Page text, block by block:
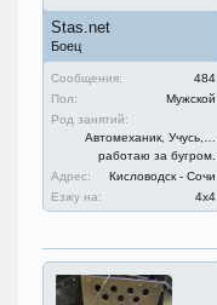
Stas.net
Боец
Сообщения:
484
Пол:
Мужской
Род занятий:
Автомеханик, Учусь,…
работаю за бугром.
Адрес:
Кисловодск - Сочи
Езжу на:
4х4